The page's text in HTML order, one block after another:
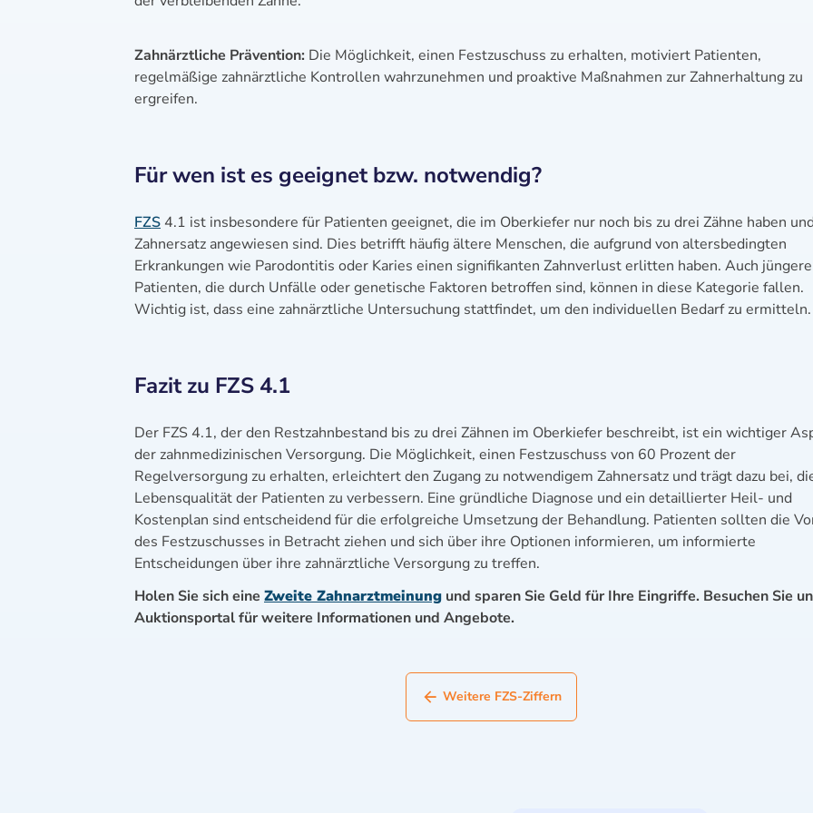
Zahnärztliche Prävention: Die Möglichkeit, einen Festzuschuss zu erhalten, motiviert Patienten,
regelmäßige zahnärztliche Kontrollen wahrzunehmen und proaktive Maßnahmen zur Zahnerhaltung zu
ergreifen.
Für wen ist es geeignet bzw. notwendig?
FZS 4.1 ist insbesondere für Patienten geeignet, die im Oberkiefer nur noch bis zu drei Zähne haben
Zahnersatz angewiesen sind. Dies betrifft häufig ältere Menschen, die aufgrund von altersbedingten
Erkrankungen wie Parodontitis oder Karies einen signifikanten Zahnverlust erlitten haben. Auch jüngere
Patienten, die durch Unfälle oder genetische Faktoren betroffen sind, können in diese Kategorie fallen.
Wichtig ist, dass eine zahnärztliche Untersuchung stattfindet, um den individuellen Bedarf zu ermitteln.
Fazit zu FZS 4.1
Der FZS 4.1, der den Restzahnbestand bis zu drei Zähnen im Oberkiefer beschreibt, ist ein wichtiger
der zahnmedizinischen Versorgung. Die Möglichkeit, einen Festzuschuss von 60 Prozent der
Regelversorgung zu erhalten, erleichtert den Zugang zu notwendigem Zahnersatz und trägt dazu bei,
Lebensqualität der Patienten zu verbessern. Eine gründliche Diagnose und ein detaillierter Heil- und
Kostenplan sind entscheidend für die erfolgreiche Umsetzung der Behandlung. Patienten sollten die
des Festzuschusses in Betracht ziehen und sich über ihre Optionen informieren, um informierte
Entscheidungen über ihre zahnärztliche Versorgung zu treffen.
Holen Sie sich eine Zweite Zahnarztmeinung und sparen Sie Geld für Ihre Eingriffe. Besuchen Sie
Auktionsportal für weitere Informationen und Angebote.
Weitere FZS-Ziffern